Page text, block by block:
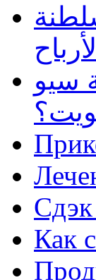
سيو
Сдэк
Как